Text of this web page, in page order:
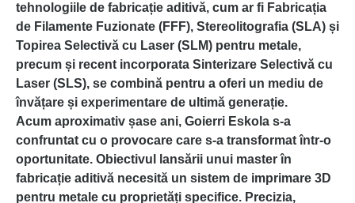
tehnologiile de fabricație aditivă, cum ar fi Fabricația
de Filamente Fuzionate (FFF), Stereolitografia (SLA) și
Topirea Selectivă cu Laser (SLM) pentru metale,
precum și recent incorporata Sinterizare Selectivă cu
Laser (SLS), se combină pentru a oferi un mediu de
învățare și experimentare de ultimă generație.
Acum aproximativ șase ani, Goierri Eskola s-a
confruntat cu o provocare care s-a transformat într-o
oportunitate. Obiectivul lansării unui master în
fabricație aditivă necesită un sistem de imprimare 3D
pentru metale cu proprietăți specifice. Precizia,